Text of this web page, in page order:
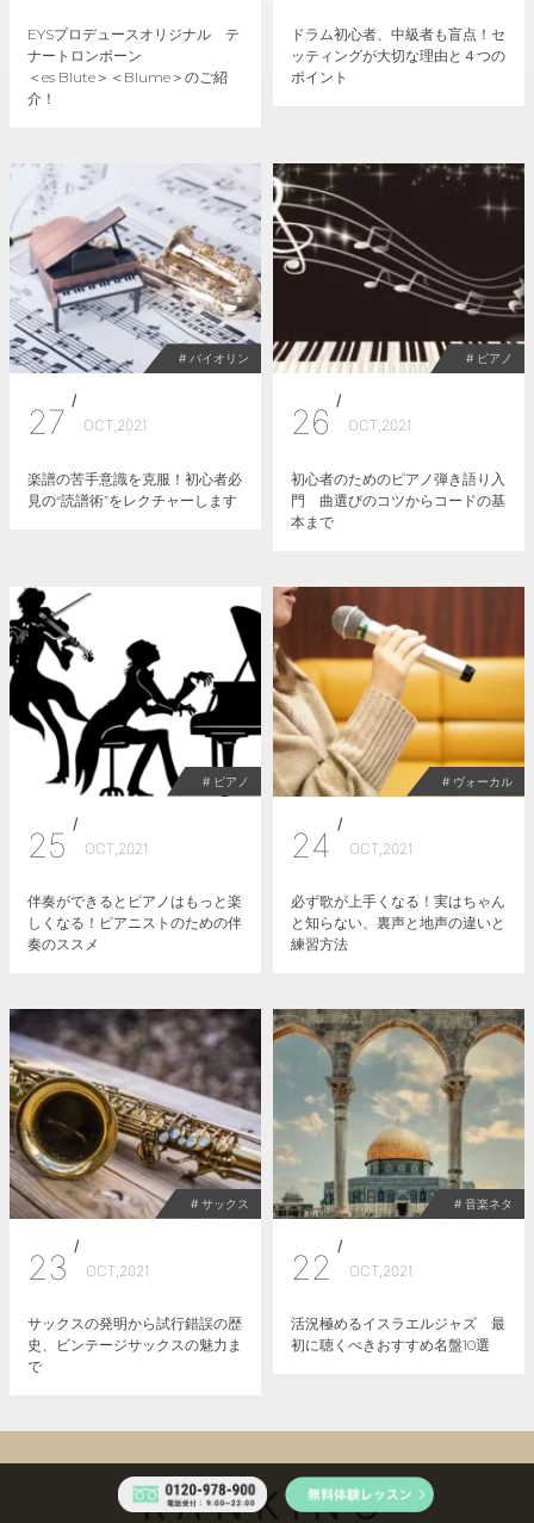
EYSプロデュースオリジナル テ
ナートロンボーン
＜es Blute＞＜Blume＞のご紹
介！
ドラム初心者、中級者も盲点！セ
ッティングが大切な理由と４つの
ポイント
# バイオリン
27
/
OCT,2021
楽譜の苦手意識を克服！初心者必
見の“読譜術”をレクチャーします
# ピアノ
26
/
OCT,2021
初心者のためのピアノ弾き語り入
門 曲選びのコツからコードの基
本まで
# ピアノ
25
/
OCT,2021
伴奏ができるとピアノはもっと楽
しくなる！ピアニストのための伴
奏のススメ
# ヴォーカル
24
/
OCT,2021
必ず歌が上手くなる！実はちゃん
と知らない、裏声と地声の違いと
練習方法
# サックス
23
/
OCT,2021
サックスの発明から試行錯誤の歴
史、ビンテージサックスの魅力ま
で
# 音楽ネタ
22
/
OCT,2021
活況極めるイスラエルジャズ 最
初に聴くべきおすすめ名盤10選
RANKING